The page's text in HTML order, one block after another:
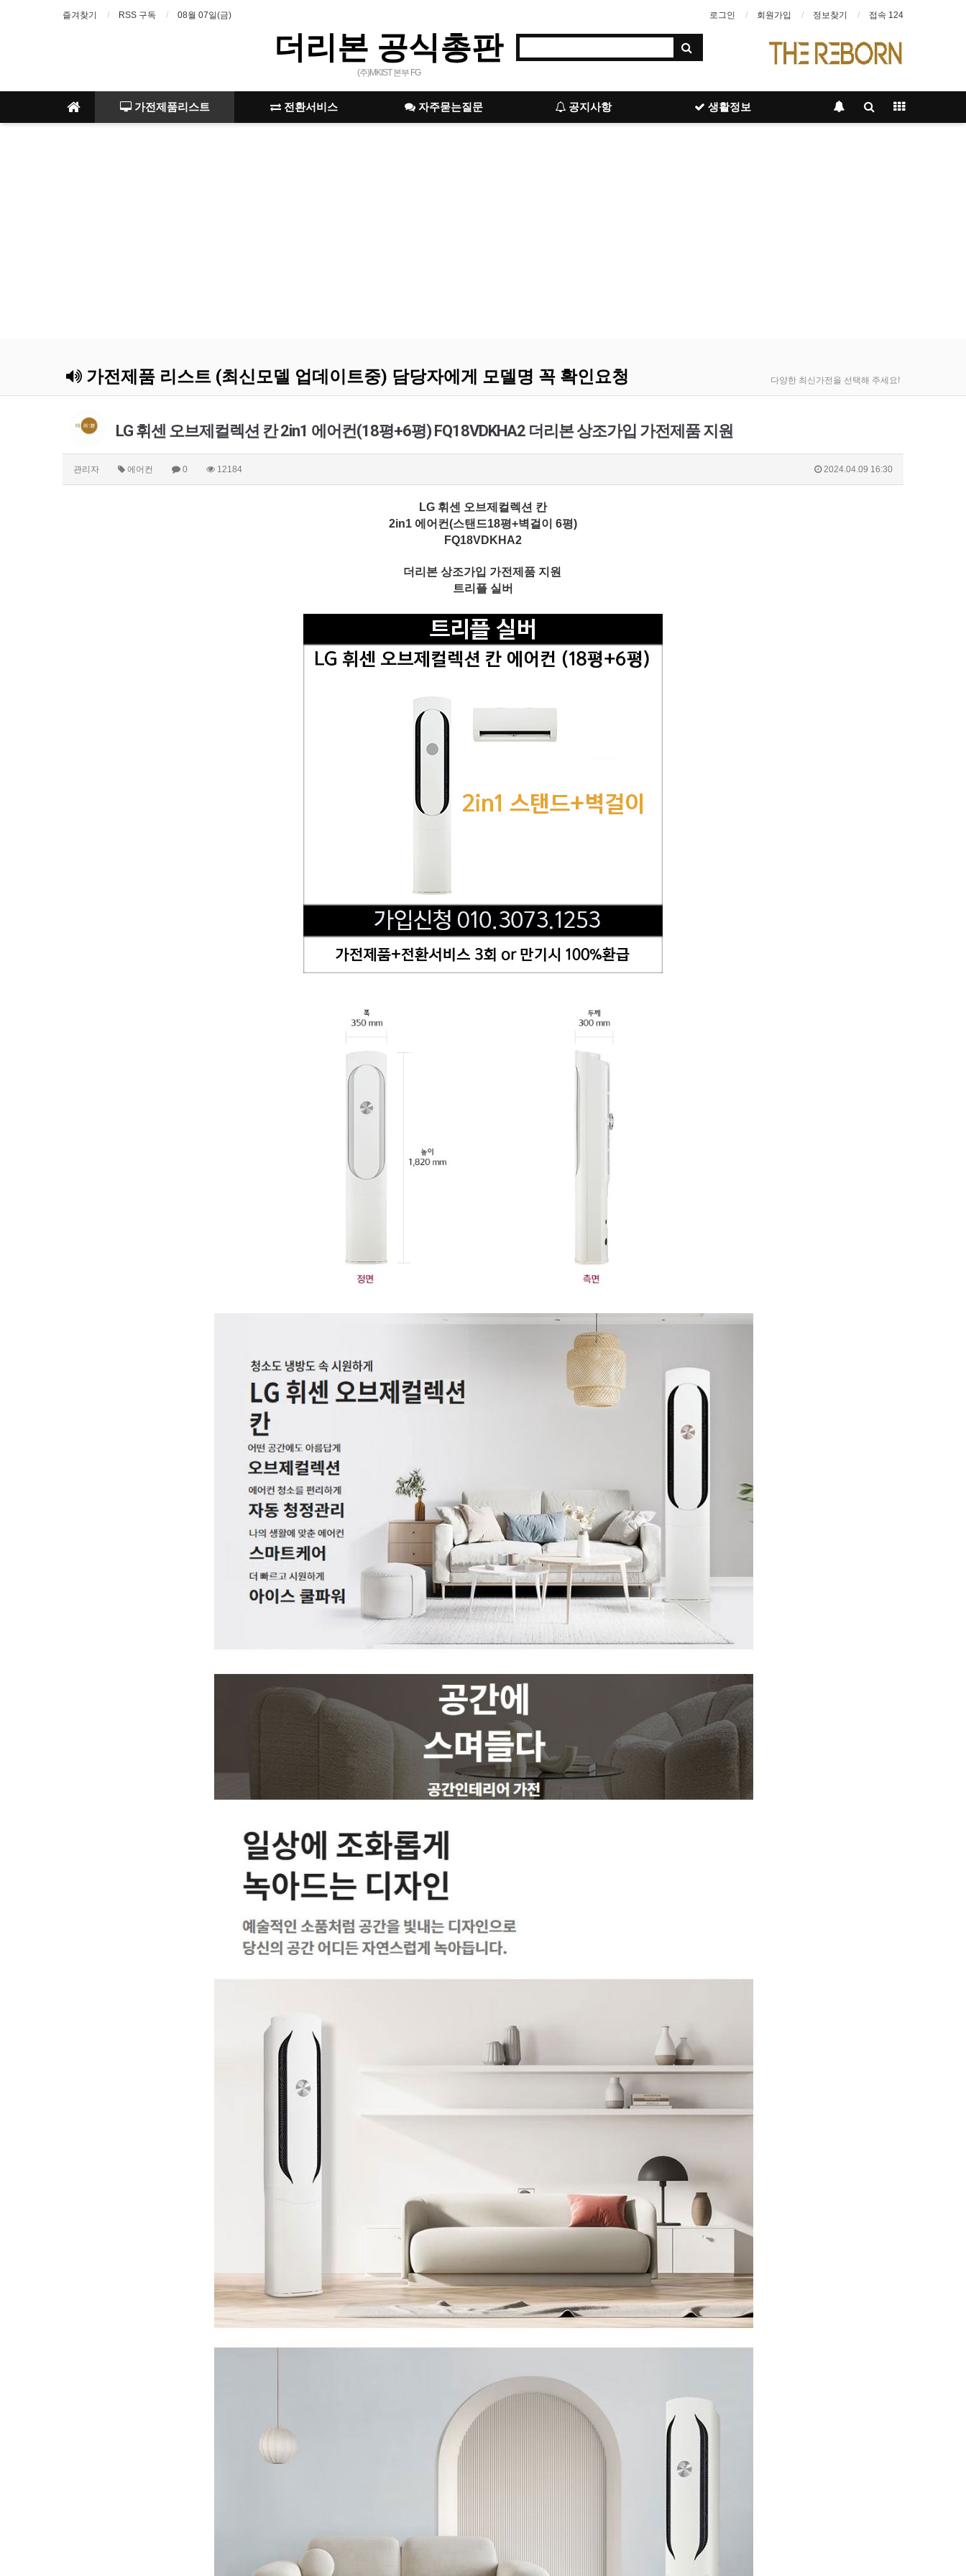
즐겨찾기 RSS 구독 08월 07일(금) 로그인 회원가입 정보찾기 접속 124
더리본 공식총판
(주)MKIST 본부 FG
가전제품리스트 전환서비스 자주묻는질문 공지사항 생활정보
가전제품 리스트 (최신모델 업데이트중) 담당자에게 모델명 꼭 확인요청 다양한 최신가전을 선택해 주세요!
LG 휘센 오브제컬렉션 칸 2in1 에어컨(18평+6평) FQ18VDKHA2 더리본 상조가입 가전제품 지원
관리자 에어컨 0 12184 2024.04.09 16:30
LG 휘센 오브제컬렉션 칸
2in1 에어컨(스탠드18평+벽걸이 6평)
FQ18VDKHA2
더리본 상조가입 가전제품 지원
트리플 실버